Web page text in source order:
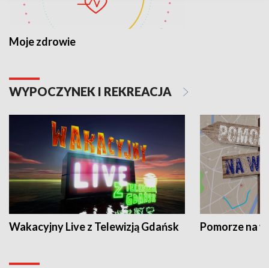
Moje zdrowie
WYPOCZYNEK I REKREACJA
Wakacyjny Live z Telewizją Gdańsk Pomorze na